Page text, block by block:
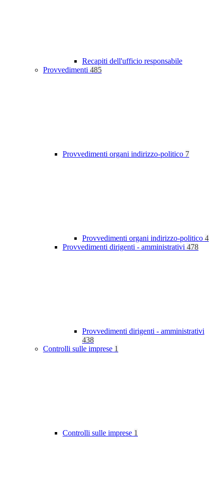
Recapiti dell'ufficio responsabile
Provvedimenti 485
Provvedimenti organi indirizzo-politico 7
Provvedimenti organi indirizzo-politico 4
Provvedimenti dirigenti - amministrativi 478
Provvedimenti dirigenti - amministrativi
438
Controlli sulle imprese 1
Controlli sulle imprese 1